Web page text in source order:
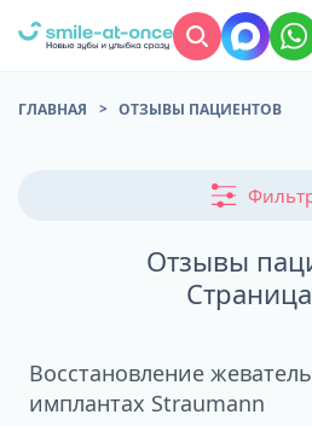
ГЛАВНАЯ ОТЗЫВЫ ПАЦИЕНТОВ
Отзывы
Восстановление
имплантах Straumann